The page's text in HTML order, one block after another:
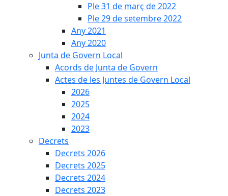
Ple 31 de març de 2022
Ple 29 de setembre 2022
Any 2021
Any 2020
Junta de Govern Local
Acords de Junta de Govern
Actes de les Juntes de Govern Local
2026
2025
2024
2023
Decrets
Decrets 2026
Decrets 2025
Decrets 2024
Decrets 2023